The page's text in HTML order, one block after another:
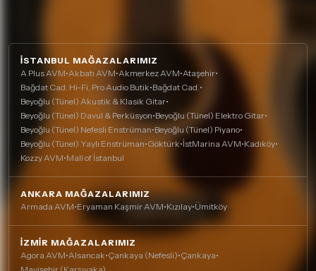
İSTANBUL MAĞAZALARIMIZ
A Plus AVM•Akbatı AVM•Akmerkez AVM•Ataşehir•
Bağdat Cad. Hi-Fi, Pro Audio Butik•Bağdat Cad.•
Beyoğlu (Tünel) Akustik & Klasik Gitar•
Beyoğlu (Tünel) Davul & Perküsyon•Beyoğlu (Tünel) Elektro Gitar•
Beyoğlu (Tünel) Nefesli Enstrüman•Beyoğlu (Tünel) Piyano•
Beyoğlu (Tünel) Yaylı Enstrüman•Göktürk•İstMarina AVM•Kadıköy•
Kozzy AVM•Mall of İstanbul
ANKARA MAĞAZALARIMIZ
Armada AVM•Eryaman Kaşmir AVM•Kızılay•Ümitköy
İZMIR MAĞAZALARIMIZ
Agora AVM•Alsancak•Çankaya (Nefesli)•Çankaya•